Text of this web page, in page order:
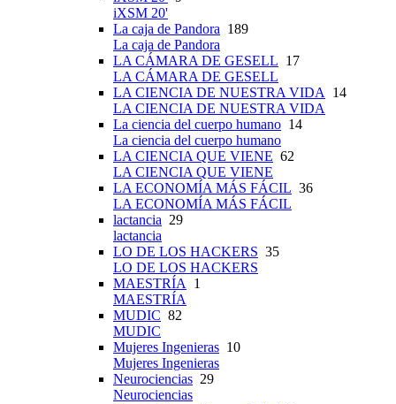
iXSM 20'
La caja de Pandora 189
La caja de Pandora
LA CÁMARA DE GESELL 17
LA CÁMARA DE GESELL
LA CIENCIA DE NUESTRA VIDA
14
LA CIENCIA DE NUESTRA VIDA
La ciencia del cuerpo humano 14
La ciencia del cuerpo humano
LA CIENCIA QUE VIENE 62
LA CIENCIA QUE VIENE
LA ECONOMÍA MÁS FÁCIL 36
LA ECONOMÍA MÁS FÁCIL
lactancia 29
lactancia
LO DE LOS HACKERS 35
LO DE LOS HACKERS
MAESTRÍA
1
MAESTRÍA
MUDIC 82
MUDIC
Mujeres Ingenieras 10
Mujeres Ingenieras
Neurociencias 29
Neurociencias